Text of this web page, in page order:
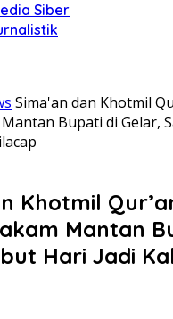
Siber
Sima'an dan Khotmil
Bupati di Gelar,
Khotmil
Mantan
Hari Jadi